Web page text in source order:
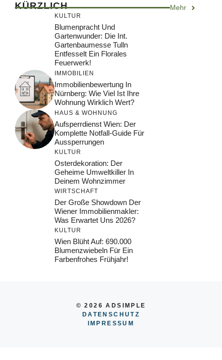
KÜRZLICH Mehr
KULTUR
Blumenpracht Und
Gartenwunder: Die Int.
Gartenbaumesse Tulln
Entfesselt Ein Florales
Feuerwerk!
IMMOBILIEN
Immobilienbewertung In
Nürnberg: Wie Viel Ist Ihre
Wohnung Wirklich Wert?
HAUS & WOHNUNG
Aufsperrdienst Wien: Der
Komplette Notfall-Guide Für
Aussperrungen
KULTUR
Osterdekoration: Der
Geheime Umweltkiller In
Deinem Wohnzimmer
WIRTSCHAFT
Der Große Showdown Der
Wiener Immobilienmakler:
Was Erwartet Uns 2026?
KULTUR
Wien Blüht Auf: 690.000
Blumenzwiebeln Für Ein
Farbenfrohes Frühjahr!
© 2026 ADSIMPLE
DATENSCHUTZ
IMPRESSUM